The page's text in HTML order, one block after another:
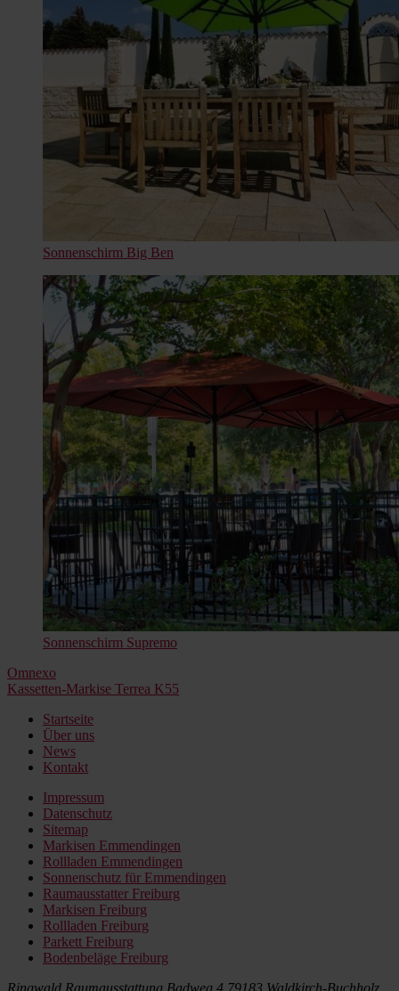
Sonnenschirm Big Ben
Sonnenschirm Supremo
Beitragsnavigation
Omnexo
Kassetten-Markise Terrea K55
Startseite
Über uns
News
Kontakt
Impressum
Datenschutz
Sitemap
Markisen Emmendingen
Rollladen Emmendingen
Sonnenschutz für Emmendingen
Raumausstatter Freiburg
Markisen Freiburg
Rollladen Freiburg
Parkett Freiburg
Bodenbeläge Freiburg